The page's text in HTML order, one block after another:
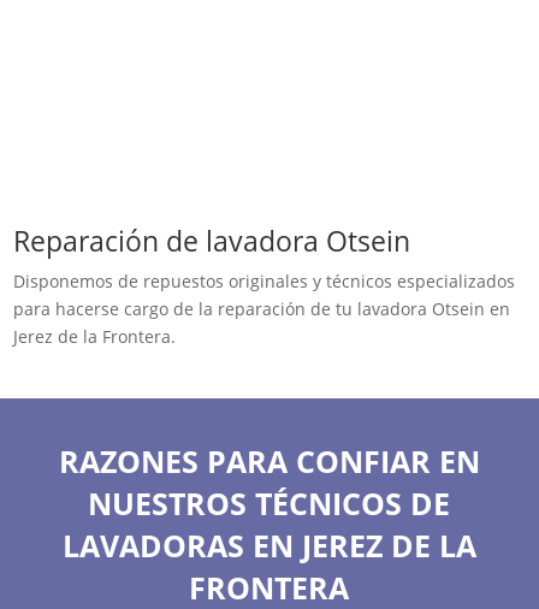
Reparación de lavadora Otsein
Disponemos de repuestos originales y técnicos especializados
para hacerse cargo de la reparación de tu lavadora Otsein en
Jerez de la Frontera.
RAZONES PARA CONFIAR EN
NUESTROS TÉCNICOS DE
LAVADORAS EN JEREZ DE LA
FRONTERA